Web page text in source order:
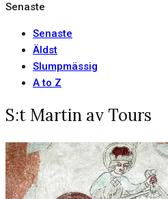
Senaste
Senaste
Äldst
Slumpmässig
A to Z
S:t Martin av Tours